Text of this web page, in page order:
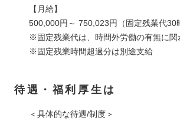
【月給】
500,000円～ 750,023円（固定残業代30
※固定残業代は、時間外労働の有無に
※固定残業時間超過分は別途支給
待遇・福利厚生は
＜具体的な待遇/制度＞